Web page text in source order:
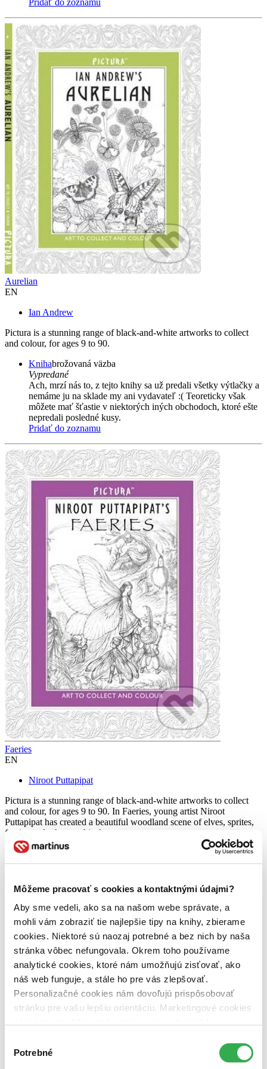
Môžeme pracovať s cookies a kontaktnými údajmi?
Aby sme vedeli, ako sa na našom webe správate, a
mohli vám zobraziť tie najlepšie tipy na knihy, zbierame
cookies. Niektoré sú naozaj potrebné a bez nich by naša
stránka vôbec nefungovala. Okrem toho používame
analytické cookies, ktoré nám umožňujú zisťovať, ako
náš web funguje, a stále ho pre vás zlepšovať.
Personalizačné cookies nám dovoľujú prispôsobovať
stránku pre vašu lepšiu orientáciu. Marketingové cookies
nám pomohlo, keby sme mohli používať všetky tieto
súhlasu
Potrebné
Pridať do zoznamu
Aurelian
EN
Ian Andrew
Pictura is a stunning range of black-and-white artworks to collect
and colour, for ages 9 to 90.
Knihabrožovaná väzba
Vypredané
Ach, mrzí nás to, z tejto knihy sa už predali všetky výtlačky a
nemáme ju na sklade my ani vydavateľ :( Teoreticky však
môžete mať šťastie v niektorých iných obchodoch, ktoré ešte
nepredali posledné kusy.
Pridať do zoznamu
Faeries
EN
Niroot Puttapipat
Pictura is a stunning range of black-and-white artworks to collect
and colour, for ages 9 to 90. In Faeries, young artist Niroot
Puttapipat has created a beautiful woodland scene of elves, sprites,
faeries and other mythical creatures...
Knihabrožovaná väzba
Vypredané
nemáme ju na sklade my ani vydavateľ :( Teoreticky však
môžete mať šťastie v niektorých iných obchodoch, ktoré ešte
nepredali posledné kusy.
Pridať do zoznamu